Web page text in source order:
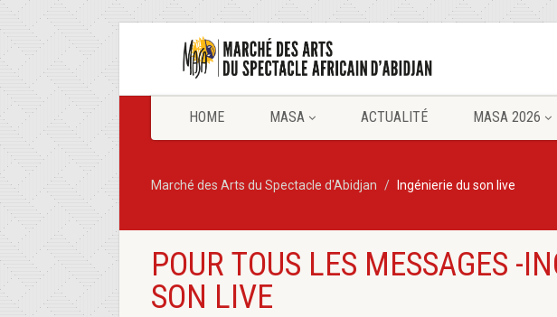
HOME MASA ACTUALITÉ MASA 2026
Marché des Arts du Spectacle d'Abidjan Ingénierie du son live
POUR TOUS LES MESSAGES -
SON LIVE